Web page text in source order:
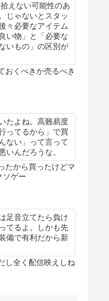
えない可能性のあ
じゃないとスタッ
々必要なアイテム
い物」と「必要な
いもの」の区別が
おくべきか売るべき
たよね。高難易度
ってるから」で買
ない」って言って
いんだろうな。
たから買ったけどマ
ソゲー
足音立てたら負け
てるよ。しかも先
備で有利だから新
し全く配信映えしね